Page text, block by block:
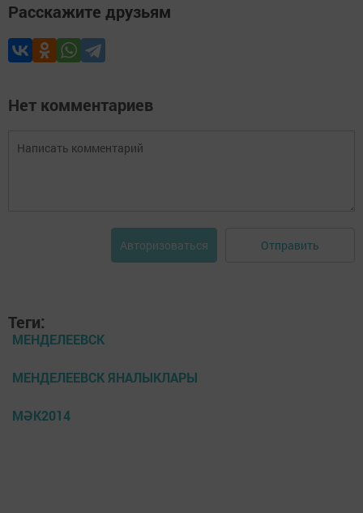
Расскажите друзьям
Нет комментариев
Авторизоваться Отправить
Теги:
МЕНДЕЛЕЕВСК
МЕНДЕЛЕЕВСК ЯНАЛЫКЛАРЫ
МӘК2014